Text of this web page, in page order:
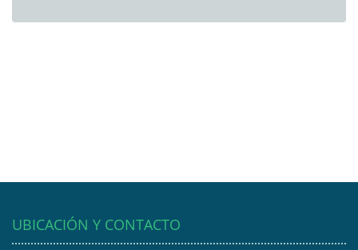
UBICACIÓN Y CONTACTO